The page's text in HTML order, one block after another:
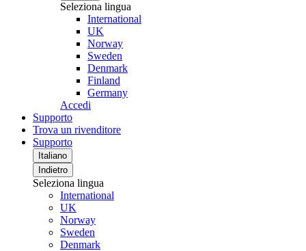
Seleziona lingua
International
UK
Norway
Sweden
Denmark
Finland
Germany
Accedi
Supporto
Trova un rivenditore
Supporto
Italiano
Indietro
Seleziona lingua
International
UK
Norway
Sweden
Denmark